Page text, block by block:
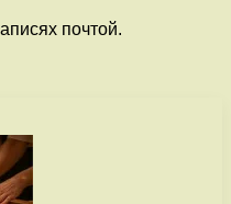
почтой.